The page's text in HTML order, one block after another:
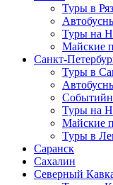
Туры в
Туры на
Майские
Санкт-
Туры в
Туры на
Майские
Туры в
Саранск
Сахалин
Северный